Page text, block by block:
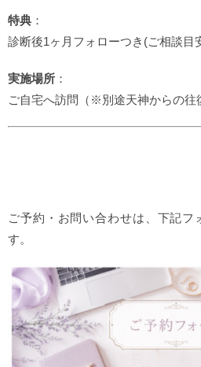
特典 ：
診断後1ヶ月フォローつき(ご相談目
実施場所 ：
ご自宅へ訪問（※別途天神からの往
ご予約・お問い合わせは、下記フ
す。